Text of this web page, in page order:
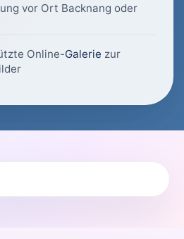
vor Ort Backnang oder
Online-Galerie zur